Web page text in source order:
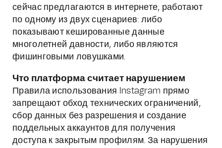
сейчас предлагаются в интернете, работают
по одному из двух сценариев: либо
показывают кешированные данные
многолетней давности, либо являются
фишинговыми ловушками.
Что платформа считает нарушением
Правила использования Instagram прямо
запрещают обход технических ограничений,
сбор данных без разрешения и создание
поддельных аккаунтов для получения
доступа к закрытым профилям. За нарушения